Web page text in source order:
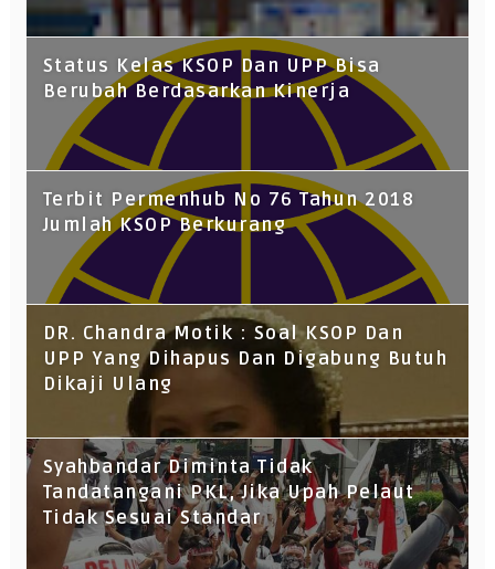
Status Kelas KSOP Dan UPP Bisa
Berubah Berdasarkan Kinerja
Terbit Permenhub No 76 Tahun 2018
Jumlah KSOP Berkurang
DR. Chandra Motik : Soal KSOP Dan
UPP Yang Dihapus Dan Digabung Butuh
Dikaji Ulang
Syahbandar Diminta Tidak
Tandatangani PKL, Jika Upah Pelaut
Tidak Sesuai Standar